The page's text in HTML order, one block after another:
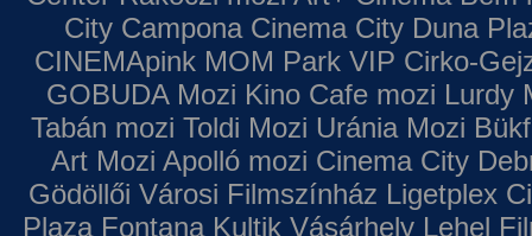
City Campona Cinema City Duna
CINEMApink MOM Park VIP Cirko-
GOBUDA Mozi Kino Cafe mozi Lurdy
Tabán mozi Toldi Mozi Uránia Mozi
Art Mozi Apolló mozi Cinema City
Gödöllői Városi Filmszínház Ligetplex
Plaza Fontana Kultik Vásárhely Lehel